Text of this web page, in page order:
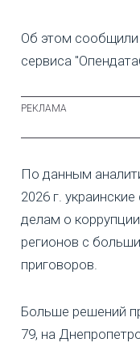
Об этом сообщили
сервиса
По данным
2026 г.
делам о
регионов с
приговоров.
Больше решений
79, на